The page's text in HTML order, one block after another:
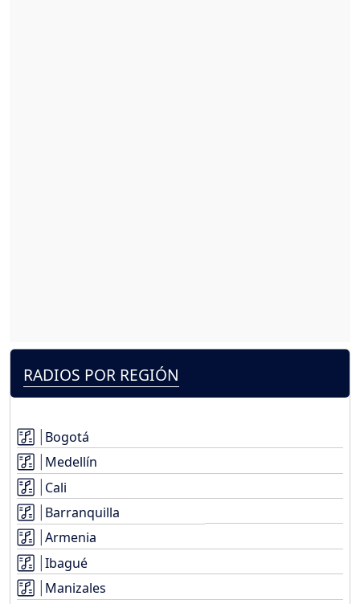
RADIOS POR REGIÓN
Bogotá
Medellín
Cali
Barranquilla
Armenia
Ibagué
Manizales